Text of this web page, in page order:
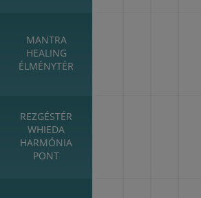
MANTRA
HEALING
ÉLMÉNYTÉR
REZGÉSTÉR
WHIEDA
HARMÓNIA
PONT